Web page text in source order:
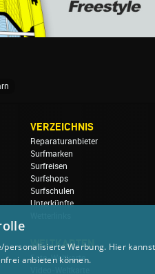
VERZEICHNIS
Reparaturanbieter
Surfmarken
Surfreisen
Surfshops
Surfschulen
Unterkünfte
WELTKARTEN
Foto-Weltkarte
Werbung. Hier
anbieten können.